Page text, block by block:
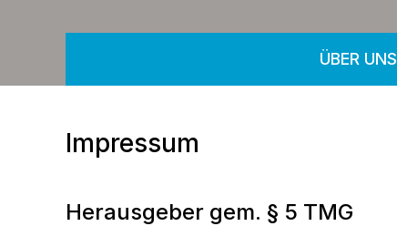
ÜBER UNS
Impressum
Herausgeber gem. § 5 TMG